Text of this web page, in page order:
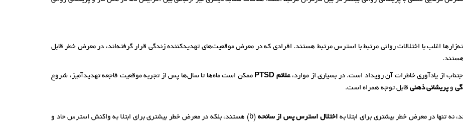
اغلب با اختلالات روانی مرتبط با استرس مرتبط هستند. افرادی که در معرض موقعیت‌های تهدیدکننده زندگی قرار گرفته‌اند، در معرض خطر قابل
از یادآوری خاطرات آن رویداد است. در بسیاری از موارد،علائم PTSD
ممکن است ماه‌ها تا سال‌ها پس از تجربه موقعیت فاجعه تهدیدآمیز، شروع
وپریشانی ذهنی قابل توجه همراه است.
نه تنها در معرض خطر بیشتری برای ابتلا به اختلال استرس پس از سانحه
(b) هستند، بلکه در معرض خطر بیشتری برای ابتلا به واکنش استرس حاد و